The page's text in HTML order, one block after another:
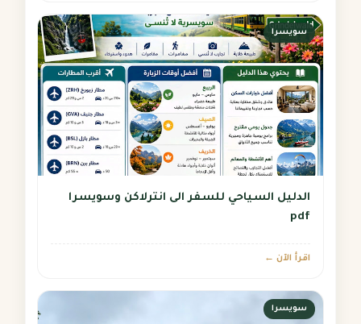
سويسرا
الدليل السياحي للسفر الى انترلاكن وسويسرا
pdf
اقرأ الآن ←
سويسرا